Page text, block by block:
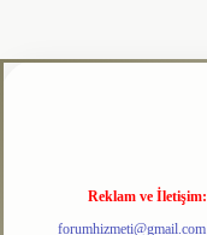
Reklam ve İletişim:
forumhizmeti@gmail.com